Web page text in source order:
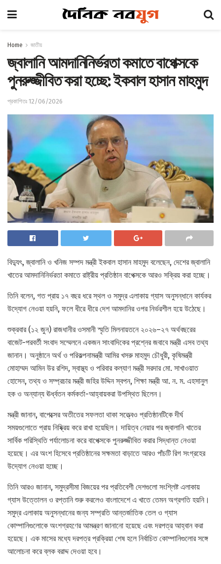
Home জাতীয়
জ্বালানি আমদানিনির্ভরতা কমাতে বাপেক্সকে
পুনরুজ্জীবিত করা হচ্ছে: ইকবাল হাসান মাহমুদ
প্রকাশিতঃ 12/06/2026
বিদ্যুৎ, জ্বালানি ও খনিজ সম্পদ মন্ত্রী ইকবাল হাসান মাহমুদ বলেছেন, দেশের জ্বালানি
খাতের আমদানিনির্ভরতা কমাতে রাষ্ট্রীয় প্রতিষ্ঠান বাপেক্সকে আরও সক্রিয় করা হচ্ছে।
তিনি বলেন, গত প্রায় ১৭ বছর ধরে স্থল ও সমুদ্র এলাকায় গ্যাস অনুসন্ধানে কার্যকর
উদ্যোগ নেওয়া হয়নি, ফলে ধীরে ধীরে দেশ আমদানির ওপর নির্ভরশীল হয়ে উঠেছে।
শুক্রবার (১২ জুন) রাজধানীর ওসমানী স্মৃতি মিলনায়তনে ২০২৬–২৭ অর্থবছরের
বাজেট-পরবর্তী সংবাদ সম্মেলনে একজন সাংবাদিকের প্রশ্নের জবাবে মন্ত্রী এসব তথ্য
জানান। অনুষ্ঠানে অর্থ ও পরিকল্পনামন্ত্রী আমির খসরু মাহমুদ চৌধুরী, কৃষিমন্ত্রী
মোহাম্মদ আমিন উর রশিদ, স্বাস্থ্য ও পরিবার কল্যাণ মন্ত্রী সরদার মো. সাখাওয়াত
হোসেন, তথ্য ও সম্প্রচার মন্ত্রী জহির উদ্দিন স্বপন, শিক্ষা মন্ত্রী আ. ন. ম. এহসানুল
হক ও অন্যান্য ঊর্ধ্বতন কর্মকর্তা-আহ্বায়করা উপস্থিত ছিলেন।
মন্ত্রী জানান, বাপেক্সের অতীতের সফলতা থাকা সত্ত্বেও প্রতিষ্ঠানটিকে দীর্ঘ
সময়গুলোতে প্রায় নিষ্ক্রিয় করে রাখা হয়েছিল। দায়িত্ব নেয়ার পর জ্বালানি খাতের
সার্বিক পরিস্থিতি পর্যালোচনা করে বাপেক্সকে পুনরুজ্জীবিত করার সিদ্ধান্ত নেওয়া
হয়েছে। এর অংশ হিসেবে প্রতিষ্ঠানের সক্ষমতা বাড়াতে আরও পাঁচটি রিগ সংগ্রহের
উদ্যোগ নেওয়া হচ্ছে।
তিনি আরও জানান, সমুদ্রসীমা বিজয়ের পর প্রতিবেশী দেশগুলো সংশ্লিষ্ট এলাকায়
গ্যাস উত্তোলন ও রপ্তানি শুরু করলেও বাংলাদেশে এ খাতে তেমন অগ্রগতি হয়নি।
সমুদ্র এলাকায় অনুসন্ধানের জন্য সম্প্রতি আন্তর্জাতিক তেল ও গ্যাস
কোম্পানিগুলোকে অংশগ্রহণের আমন্ত্রণ জানানো হয়েছে এবং দরপত্র আহ্বান করা
হয়েছে। এক মাসের মধ্যে দরপত্র প্রক্রিয়া শেষ হলে নির্বাচিত কোম্পানিগুলোর সঙ্গে
আলোচনা করে ব্লক বরাদ্দ দেওয়া হবে।